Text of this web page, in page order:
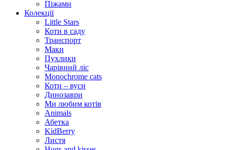
Піжами
Колекції
Little Stars
Коти в саду
Транспорт
Маки
Пухлики
Чарівний ліс
Monochrome cats
Коти – вуси
Динозаври
Ми любим котів
Animals
Абетка
KidBerry
Листя